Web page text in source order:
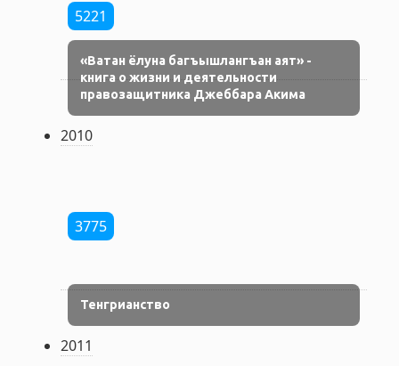
5221
«Ватан ёлуна багъышлангъан аят» -
книга о жизни и деятельности
правозащитника Джеббара Акима
2010
3775
Тенгрианство
2011